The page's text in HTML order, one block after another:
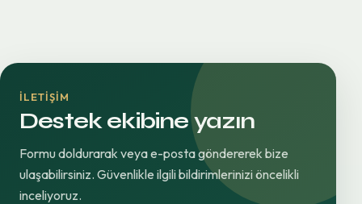
İLETIŞIM
Destek ekibine yazın
Formu doldurarak veya e-posta göndererek bize
ulaşabilirsiniz. Güvenlikle ilgili bildirimlerinizi öncelikli
inceliyoruz.